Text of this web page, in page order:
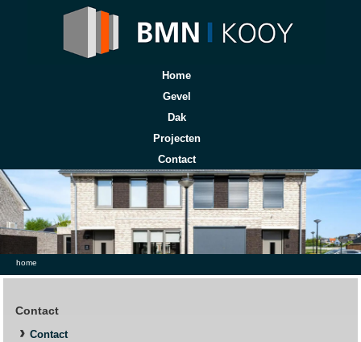
Home
Gevel
Dak
Projecten
Contact
U bent hier
home
Contact
Contact